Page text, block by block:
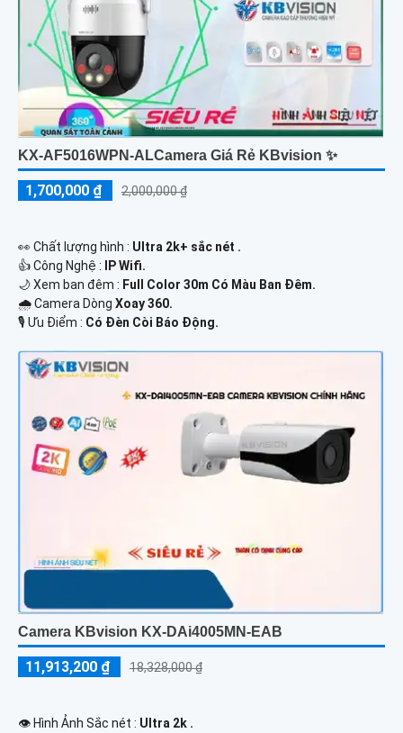
KX-AF5016WPN-ALCamera Giá Rẻ KBvision ✨
1,700,000 ₫ 2,000,000 ₫
️👀 Chất lượng hình : Ultra 2k+ sắc nét .
👍 Công Nghệ :
IP Wifi.
🌙 Xem ban đêm : Full Color 30m Có Màu Ban Đêm.
🌧️ Camera Dòng Xoay 360.
️🎙 Ưu Điểm : Có Đèn Còi Báo Động.
Camera KBvision KX-DAi4005MN-EAB
11,913,200 ₫ 18,328,000 ₫
👁 Hình Ảnh Sắc nét : Ultra 2k .